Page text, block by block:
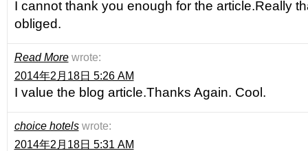
I cannot thank you enough for the article.Really
obliged.
Read More wrote:
2014年2月18日 5:26 AM
I value the blog article.Thanks Again. Cool.
choice hotels wrote:
2014年2月18日 5:31 AM